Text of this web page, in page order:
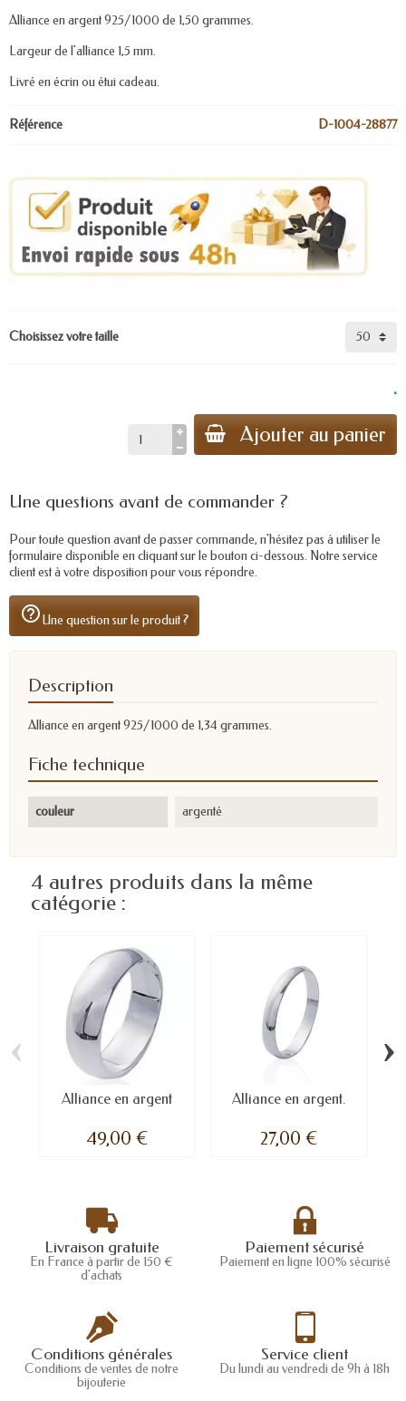
Alliance en argent 925/1000 de 1,50 grammes.
Largeur de l'alliance 1,5 mm.
Livré en écrin ou étui cadeau.
Référence D-1004-28877
Choisissez votre taille
.
Ajouter au panier
Une questions avant de commander ?
Pour toute question avant de passer commande, n'hésitez pas à utiliser le
formulaire disponible en cliquant sur le bouton ci-dessous. Notre service
client est à votre disposition pour vous répondre.
help_outlineUne question sur le produit ?
Description
Alliance en argent 925/1000 de 1,34 grammes.
Fiche technique
couleur argenté
4 autres produits dans la même
catégorie :
Alliance en argent
49,00 €
Alliance en argent.
27,00 €
‹ ›
Livraison gratuite
En France à partir de 150 €
d'achats
Paiement sécurisé
Paiement en ligne 100% sécurisé
Conditions générales
Conditions de ventes de notre
bijouterie
Service client
Du lundi au vendredi de 9h à 18h